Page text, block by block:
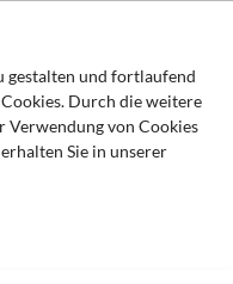
gestalten und fortlaufend
Durch die weitere
Verwendung von Cookies
Sie in unserer
Komponenten
Elektroden